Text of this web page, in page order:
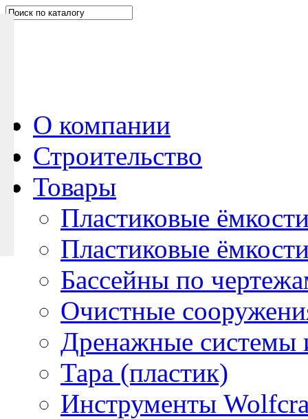
О компании
Строительство
Товары
Пластиковые
Пластиковые
Бассейны по
Очистные
Дренажные системы
Тара (пластик)
Инструменты